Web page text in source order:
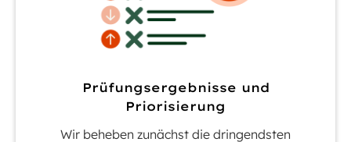
Prüfungsergebnisse und
Priorisierung
Wir beheben zunächst die dringendsten